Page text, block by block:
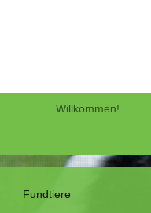
Willkommen!
Fundtiere